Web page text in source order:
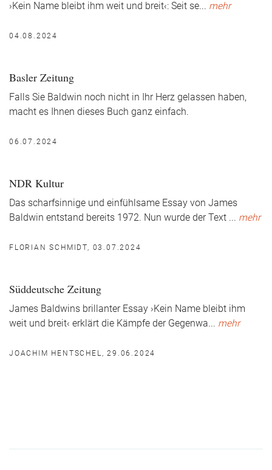
›Kein Name bleibt ihm weit und breit‹: Seit se... mehr
04.08.2024
Basler Zeitung
Falls Sie Baldwin noch nicht in Ihr Herz gelassen haben,
macht es Ihnen dieses Buch ganz einfach.
06.07.2024
NDR Kultur
Das scharfsinnige und einfühlsame Essay von James
Baldwin entstand bereits 1972. Nun wurde der Text ... mehr
FLORIAN SCHMIDT, 03.07.2024
Süddeutsche Zeitung
James Baldwins brillanter Essay ›Kein Name bleibt ihm
weit und breit‹ erklärt die Kämpfe der Gegenwa... mehr
JOACHIM HENTSCHEL, 29.06.2024